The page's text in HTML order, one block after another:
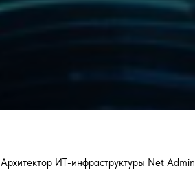
ИТ-инфраструктуры Net Admin